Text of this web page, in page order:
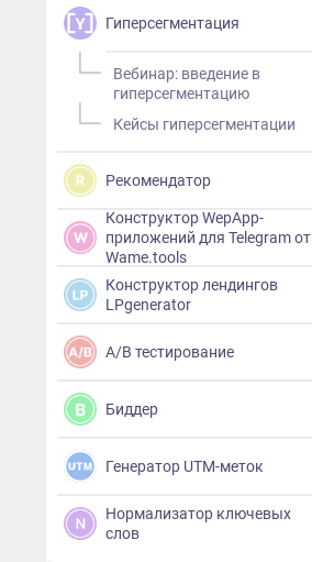
Гиперсегментация
Вебинар: введение в
гиперсегментацию
Кейсы гиперсегментации
Рекомендатор
Конструктор WepApp-
приложений для Telegram от
Wame.tools
Конструктор лендингов
LPgenerator
A/B тестирование
Биддер
Генератор UTM-меток
Нормализатор ключевых
слов